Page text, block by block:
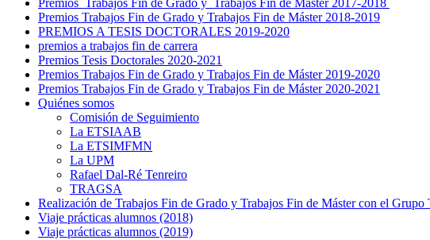
Premios Trabajos Fin de Grado y Trabajos Fin de Máster 2017-2018
Premios Trabajos Fin de Grado y Trabajos Fin de Máster 2018-2019
PREMIOS A TESIS DOCTORALES 2019-2020
premios a trabajos fin de carrera
Premios Tesis Doctorales 2020-2021
Premios Trabajos Fin de Grado y Trabajos Fin de Máster 2019-2020
Premios Trabajos Fin de Grado y Trabajos Fin de Máster 2020-2021
Quiénes somos
Comisión de Seguimiento
La ETSIAAB
La ETSIMFMN
La UPM
Rafael Dal-Ré Tenreiro
TRAGSA
Realización de Trabajos Fin de Grado y Trabajos Fin de Máster con el Grupo
Viaje prácticas alumnos (2018)
Viaje prácticas alumnos (2019)